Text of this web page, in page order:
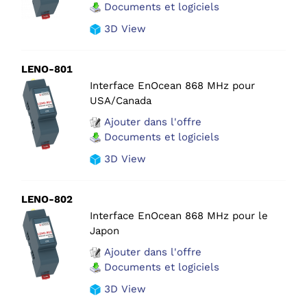
Documents et logiciels
3D View
LENO-801
Interface EnOcean 868 MHz pour
USA/Canada
Ajouter dans l'offre
Documents et logiciels
3D View
LENO-802
Interface EnOcean 868 MHz pour le
Japon
Ajouter dans l'offre
Documents et logiciels
3D View